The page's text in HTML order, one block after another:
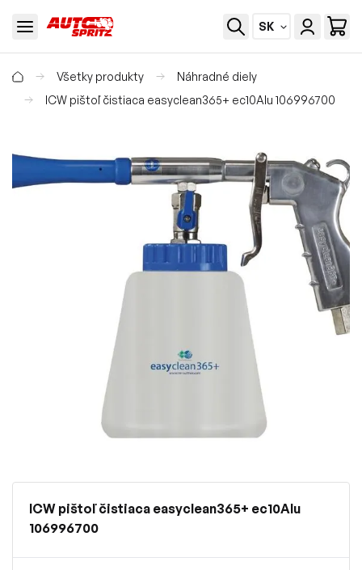
SK
Všetky produkty
Náhradné diely
ICW pištoľ čistiaca easyclean365+ ec10Alu 106996700
ICW pištoľ čistiaca easyclean365+ ec10Alu
106996700